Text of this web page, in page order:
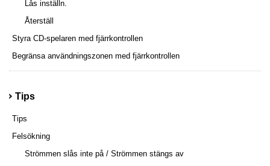
Lås inställn.
Återställ
Styra CD-spelaren med fjärrkontrollen
Begränsa användningszonen med fjärrkontrollen
Tips
Tips
Felsökning
Strömmen slås inte på / Strömmen stängs av